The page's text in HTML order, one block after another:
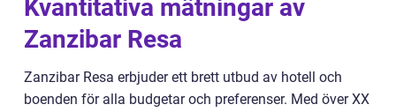
Kvantitativa mätningar av
Zanzibar Resa
Zanzibar Resa erbjuder ett brett utbud av hotell och
boenden för alla budgetar och preferenser. Med över XX